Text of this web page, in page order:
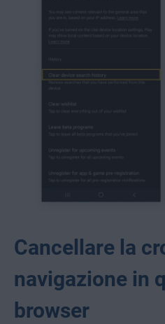
Cancellare la
navigazione in
browser